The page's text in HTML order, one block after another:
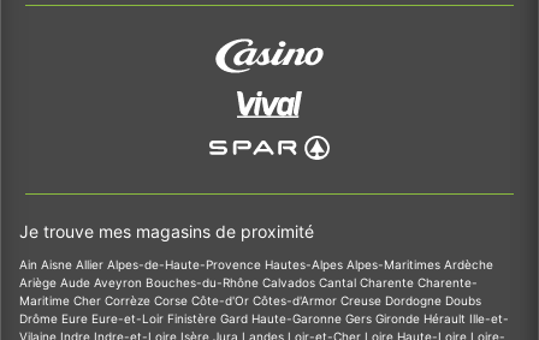
Je trouve mes magasins de proximité
Ain Aisne Allier Alpes-de-Haute-Provence Hautes-Alpes Alpes-Maritimes Ardèche
Ariège Aude Aveyron Bouches-du-Rhône Calvados Cantal Charente Charente-
Maritime Cher Corrèze Corse Côte-d'Or Côtes-d'Armor Creuse Dordogne Doubs
Drôme Eure Eure-et-Loir Finistère Gard Haute-Garonne Gers Gironde Hérault Ille-et-
Vilaine Indre Indre-et-Loire Isère Jura Landes Loir-et-Cher Loire Haute-Loire Loire-